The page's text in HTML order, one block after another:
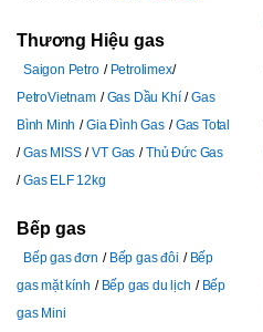
Thương Hiệu gas
Saigon Petro
Petrolimex
PetroVietnam
Gas Dầu Khí
Gas
Bình Minh
Gia Đình Gas
Gas Total
Gas MISS
VT Gas
Thủ Đức Gas
Gas ELF 12kg
Bếp gas
Bếp gas đơn Bếp gas đôi
Bếp
gas mặt kính
Bếp gas du lịch
Bếp
gas Mini